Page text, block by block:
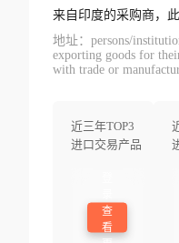
来自印度的采购商，
地址：persons/
exporting goods for
with trade or
近三年TOP3
进口交易产品
查
看